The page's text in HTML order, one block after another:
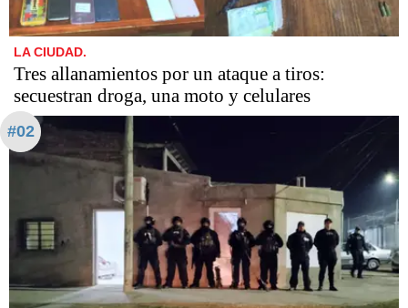
LA CIUDAD.
Tres allanamientos por un ataque a tiros:
secuestran droga, una moto y celulares
#02